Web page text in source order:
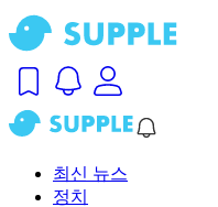
최신 뉴스
정치